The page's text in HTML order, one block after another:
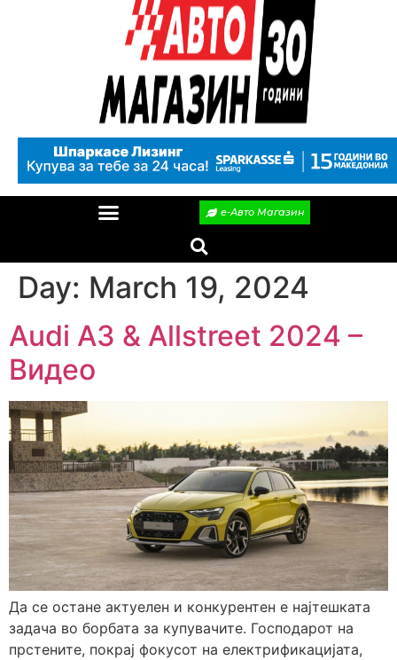
е-Авто Магазин
Day: March 19, 2024
Audi A3 & Allstreet 2024 –
Видео
Да се остане актуелен и конкурентен е најтешката
задача во борбата за купувачите. Господарот на
прстените, покрај фокусот на електрификацијата,